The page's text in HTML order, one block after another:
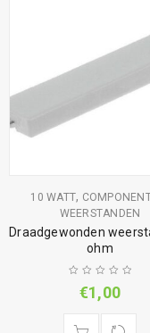
10 WATT,
WEERSTANDEN
Draadgewonden
ohm
€1,00